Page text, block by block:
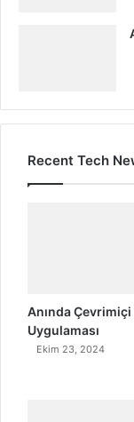
Recent Tech
Anında
Uygulaması
Ekim 23, 2024